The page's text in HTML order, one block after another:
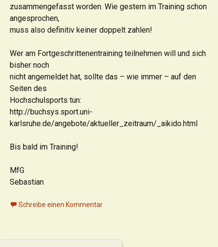
zusammengefasst worden. Wie gestern im Training schon
angesprochen,
muss also definitiv keiner doppelt zahlen!
Wer am Fortgeschrittenentraining teilnehmen will und sich
bisher noch
nicht angemeldet hat, sollte das – wie immer – auf den
Seiten des
Hochschulsports tun:
http://buchsys.sport.uni-
karlsruhe.de/angebote/aktueller_zeitraum/_aikido.html
Bis bald im Training!
MfG
Sebastian
Schreibe einen Kommentar